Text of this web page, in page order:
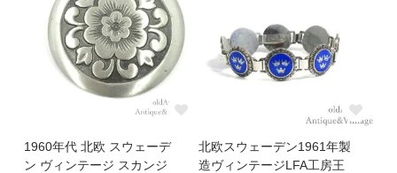
1960年代 北欧 スウェーデ
ン ヴィンテージ スカンジ
北欧スウェーデン1961年製
造ヴィンテージLFA工房王